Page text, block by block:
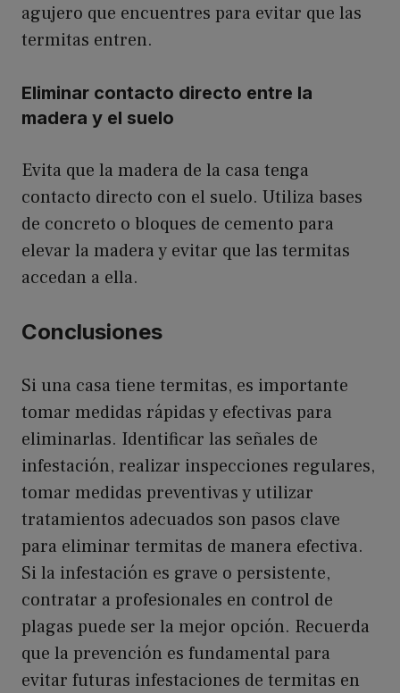
agujero que encuentres para evitar que las
termitas entren.
Eliminar contacto directo entre la
madera y el suelo
Evita que la madera de la casa tenga
contacto directo con el suelo. Utiliza bases
de concreto o bloques de cemento para
elevar la madera y evitar que las termitas
accedan a ella.
Conclusiones
Si una casa tiene termitas, es importante
tomar medidas rápidas y efectivas para
eliminarlas. Identificar las señales de
infestación, realizar inspecciones regulares,
tomar medidas preventivas y utilizar
tratamientos adecuados son pasos clave
para eliminar termitas de manera efectiva.
Si la infestación es grave o persistente,
contratar a profesionales en control de
plagas puede ser la mejor opción. Recuerda
que la prevención es fundamental para
evitar futuras infestaciones de termitas en